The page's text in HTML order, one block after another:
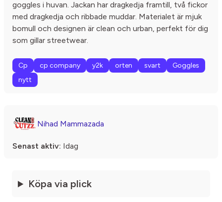
goggles i huvan. Jackan har dragkedja framtill, två fickor
med dragkedja och ribbade muddar. Materialet är mjuk
bomull och designen är clean och urban, perfekt för dig
som gillar streetwear.
Cp cp company y2k orten svart
Goggles
nytt
Nihad Mammazada
Senast aktiv: Idag
Köpa via plick